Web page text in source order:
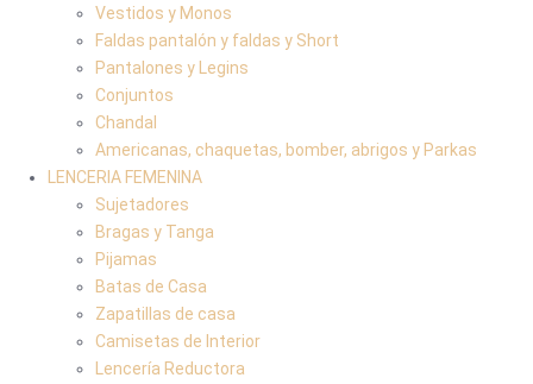
Vestidos y Monos
Faldas pantalón y faldas y Short
Pantalones y Legins
Conjuntos
Chandal
Americanas, chaquetas, bomber, abrigos y Parkas
LENCERIA FEMENINA
Sujetadores
Bragas y Tanga
Pijamas
Batas de Casa
Zapatillas de casa
Camisetas de Interior
Lencería Reductora